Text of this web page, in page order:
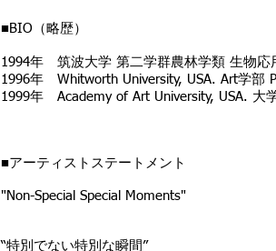
■BIO（略歴）
1994年 筑波大学 第二学群農林学類 生物応
1996年 Whitworth University, USA. Art学部
1999年 Academy of Art University, USA. 大
■アーティストステートメント
"Non-Special Special Moments"
“特別でない特別な瞬間”